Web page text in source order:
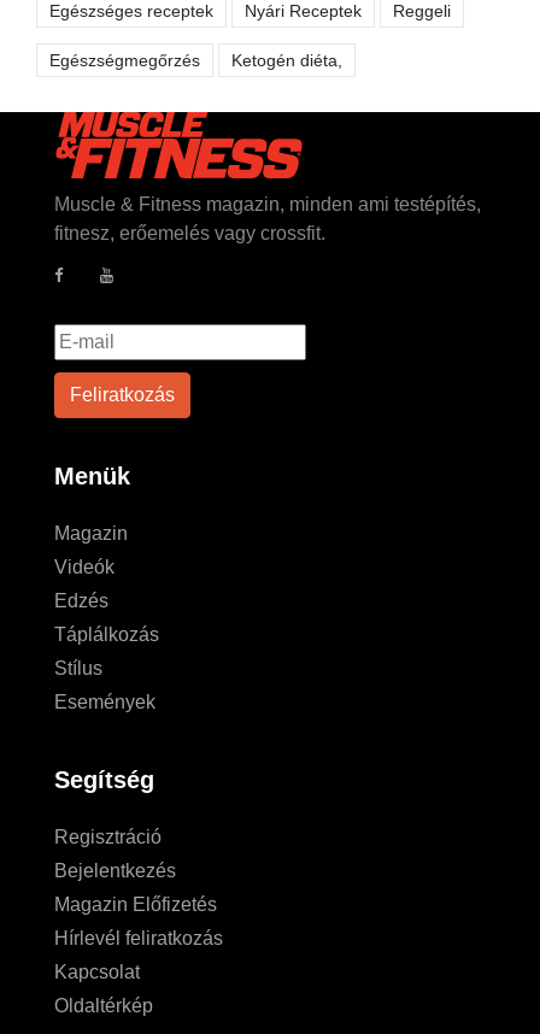
Egészséges receptek Nyári Receptek Reggeli
Egészségmegőrzés Ketogén diéta,
Muscle & Fitness magazin, minden ami testépítés,
fitnesz, erőemelés vagy crossfit.
Menük
Magazin
Videók
Edzés
Táplálkozás
Stílus
Események
Segítség
Regisztráció
Bejelentkezés
Magazin Előfizetés
Hírlevél feliratkozás
Kapcsolat
Oldaltérkép